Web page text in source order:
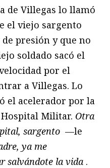
de Villegas lo llamó
el viejo sargento
presión y que no
soldado sacó el
por el
a Villegas. Lo
el acelerador por la
Militar. Otra
sargento —le
ya me
salvándote la vida .